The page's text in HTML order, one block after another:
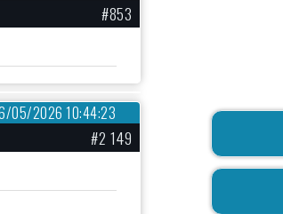
#853
05/2026 10:44:23
#2 149